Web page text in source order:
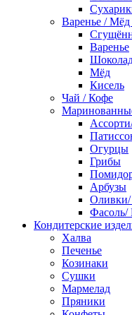
Варенье /
Варенье
Мёд
Кисель
Чай / Кофе
Огурцы
Грибы
Арбузы
Фасоль/
Кондитерские
Халва
Печенье
Козинаки
Сушки
Мармелад
Пряники